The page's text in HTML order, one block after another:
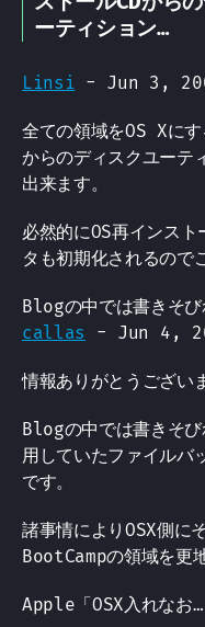
ーティション…
Linsi - Jun 3,
全ての領域をOS Xに
からのディスクユーテ
出来ます。
必然的にOS再インス
タも初期化されるので
Blogの中では書きそ
callas
- Jun 4,
情報ありがとうござい
Blogの中では書きそ
用していたファイルバ
です。
諸事情によりOSX側に
BootCampの領域を更
Apple「OSX入れなお…